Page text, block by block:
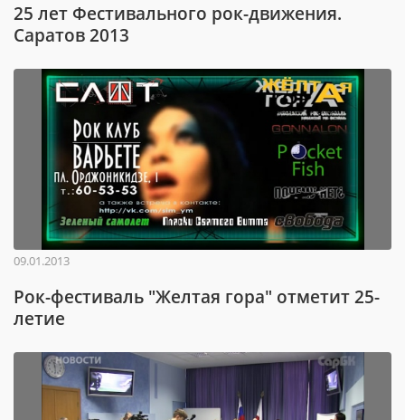
25 лет Фестивального рок-движения.
Саратов 2013
09.01.2013
Рок-фестиваль "Желтая гора" отметит 25-
летие